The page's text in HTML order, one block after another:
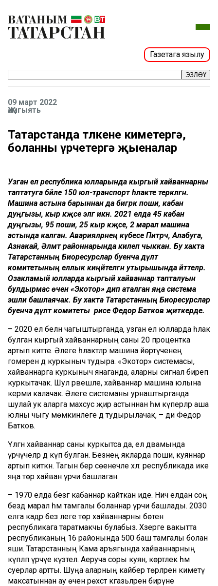
Газетага язылу
ЭЗЛӘҮ
09 март 2022
Җәмгыять
Татарстанда төлкене киметергә,
боланны үрчетергә җыеналар
Узган ел республика юлларында кыргый хайваннарны
таптатуга бәйле 150 юл-транспорт һәлакәте теркәлгән.
Машина астына барыннан да бигрәк поши, кабан
дуңгызы, кыр кәҗәсе эләгә икән. 2021 елда 45 кабан
дуңгызы, 95 поши, 25 кыр кәҗәсе, 2 марал машина
астында калган. Аварияләрнең күбесе Питрәч, Алабуга,
Азнакай, Әлмәт районнарында килеп чыккан. Бу хакта
Татарстанның Биоресурслар буенча дәүләт
комитетының еллык киңәйтелгән утырышында әйттеләр.
Озакламый юлларда кыргый хайваннар тапталуын
булдырмас өчен «Экотор» дип аталган яңа система
эшли башлаячак. Бу хакта Татарстанның Биоресурслар
буенча дәүләт комитеты рәисе Федор Батков җиткерде.
– 2020 ел белән чагыштырганда, узган ел юлларда һәлак
булган кыргый хайваннарның саны 20 процентка
артып китте. Әлеге һәлакәтләр машина йөртүченең
гомеренә дә куркыныч тудыра. «Экотор» системасы,
хайваннарга куркыныч янаганда, аларны сигнал биреп
куркытачак. Шул рәвешле, хайваннар машина юлына
керми калачак. Әлеге системаны урнаштырганда
шулай ук аларга махсус җир астыннан һәм күперләр аша
юлны чыгу мөмкинлеге дә тудырылачак, – ди Федор
Батков.
Үлгән хайваннар саны куркытса да, ел дәвамында
үрчүчеләр дә күп булган. Безнең якларда поши, куяннар
артып киткән. Тагын бер сөенечле хәл: республикада ике
яңа төр хайван үрчи башлаган.
– 1970 елда безгә кабаннар кайткан иде. Ничә елдан соң
бездә марал һәм тамгалы боланнар үрчи башлады. 2030
елга кадәр без әлеге төр хайваннарны бөтен
республикага таратмакчы булабыз. Хәзерге вакытта
республиканың 16 районында 500 баш тамгалы болан
яши. Татарстанның Кама аръягында хайваннарның
күпләп үрчүе күзәтелә. Аеруча соры куян, көртлек һәм
суерлар артты. Шуңа аларның кайбер төрләрен киметү
максатыннан ау өчен рөхсәт кәгазьләрен бирүне